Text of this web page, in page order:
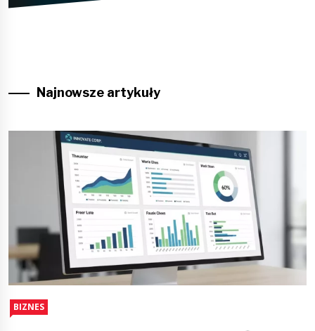
Najnowsze artykuły
BIZNES